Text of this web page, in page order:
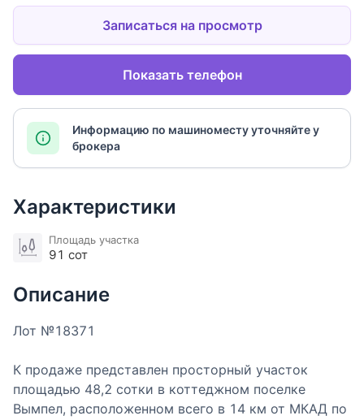
Записаться на просмотр
Показать телефон
Информацию по машиноместу уточняйте у
брокера
Характеристики
Площадь участка
91 сот
Описание
Лот №18371
К продаже представлен просторный участок
площадью 48,2 сотки в коттеджном поселке
Вымпел, расположенном всего в 14 км от МКАД по